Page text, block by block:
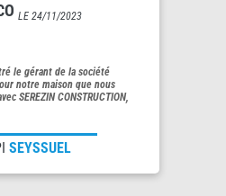
LE 24/11/2023
le gérant de la société
notre maison que nous
SEREZIN CONSTRUCTION,
SEYSSUEL